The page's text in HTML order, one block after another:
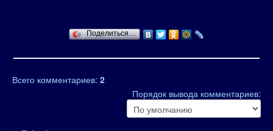
Поделиться…
Всего комментариев: 2
Порядок вывода комментариев: